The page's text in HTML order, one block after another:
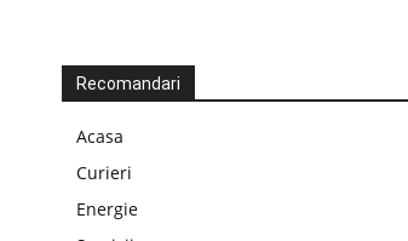
Recomandari
Acasa
Curieri
Energie